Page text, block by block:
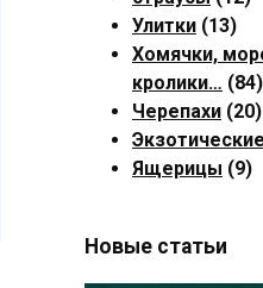
Улитки (13)
Хомячки,
кролики… (84)
Черепахи (20)
Ящерицы (9)
Новые статьи